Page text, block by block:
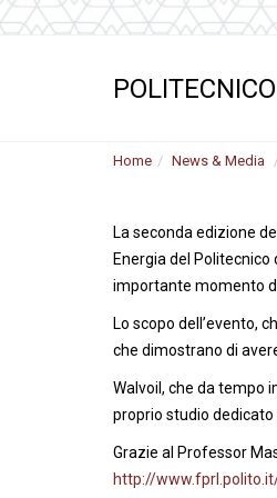
Home News & Media
La seconda edizione
Energia del Politecnico
importante momento
Lo scopo dell’evento,
che dimostrano di
Walvoil, che da tempo
proprio studio dedicato
Grazie al Professor
http://